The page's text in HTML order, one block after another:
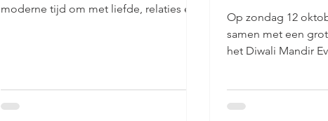
moderne tijd om met liefde, relaties en
en zoeken we naar meer verdieping.
Zoetermeer
Op zondag 12
samen met een
het Diwali Mandir
middag met